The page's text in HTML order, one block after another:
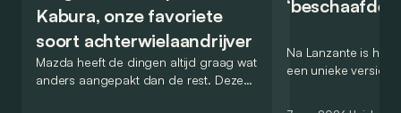
Kabura, onze favoriete
soort achterwielaandrijver
Mazda heeft de dingen altijd graag wat
anders aangepakt dan de rest. Deze
‘beschaafde’
Na Lanzante is het
een unieke versie